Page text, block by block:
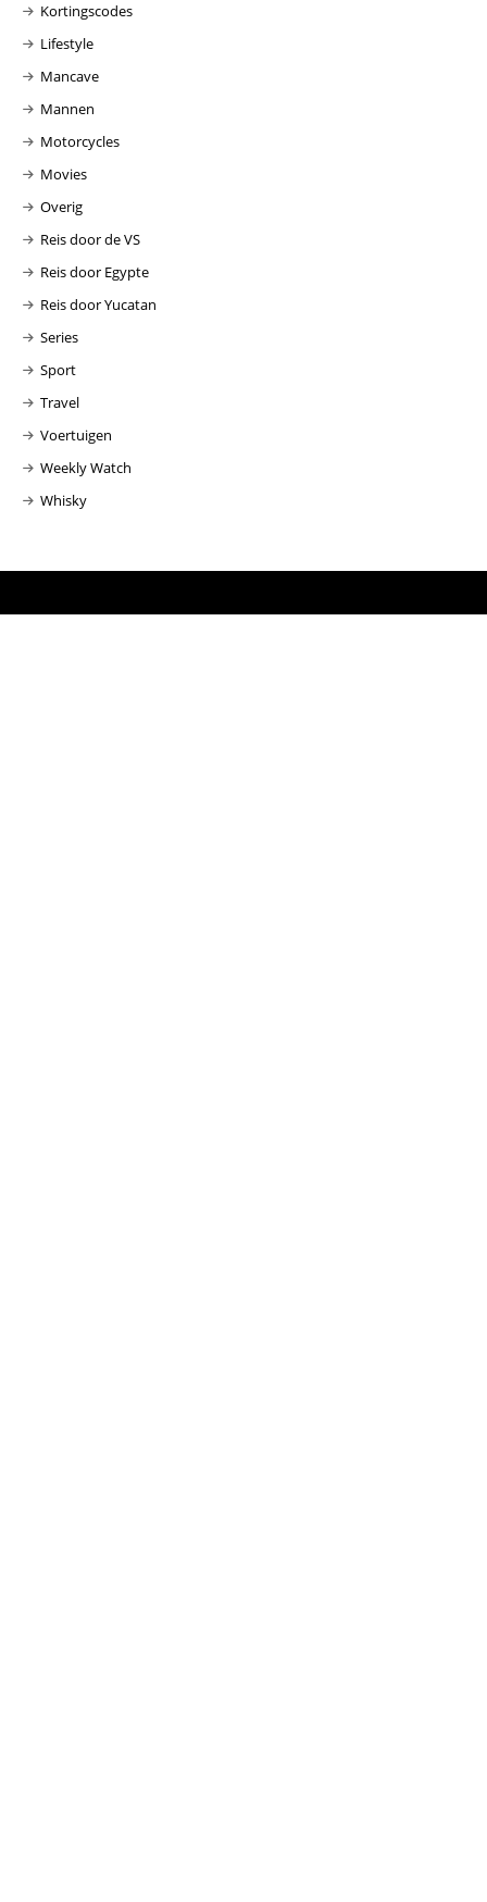
Kortingscodes
Lifestyle
Mancave
Mannen
Motorcycles
Movies
Overig
Reis door de VS
Reis door Egypte
Reis door Yucatan
Series
Sport
Travel
Voertuigen
Weekly Watch
Whisky